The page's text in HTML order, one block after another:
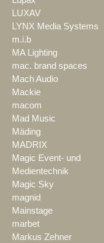
LUXAV
LYNX Media Systems
m.i.b
MA Lighting
mac. brand spaces
Mach Audio
Mackie
macom
Mad Music
Mäding
MADRIX
Magic Event- und
Medientechnik
Magic Sky
magnid
Mainstage
marbet
Markus Zehner